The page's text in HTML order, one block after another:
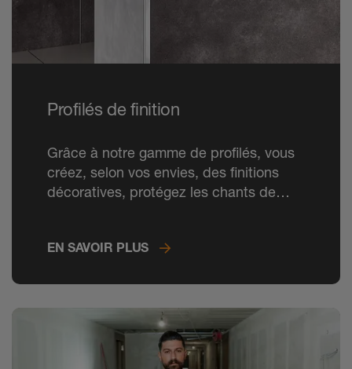
Profilés de finition
Grâce à notre gamme de profilés, vous
créez, selon vos envies, des finitions
décoratives, protégez les chants de
EN SAVOIR PLUS